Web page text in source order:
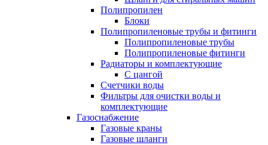
Полипропилен
Блоки
Полипропиленовые трубы и фитинги
Полипропиленовые трубы
Полипропиленовые фитинги
Радиаторы и комплектующие
С цангой
Счетчики воды
Фильтры для очистки воды и
комплектующие
Газоснабжение
Газовые краны
Газовые шланги